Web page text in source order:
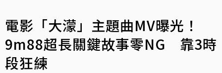
電影「大濛」主題曲MV曝光！
9m88超長關鍵故事零NG 靠3時
段狂練